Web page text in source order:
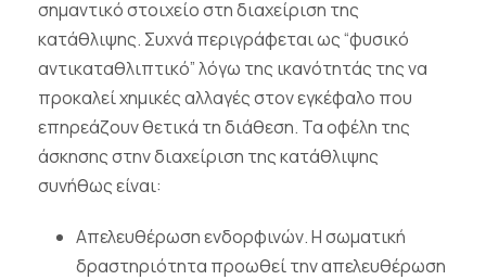
σημαντικό στοιχείο στη διαχείριση της
κατάθλιψης. Συχνά περιγράφεται ως “φυσικό
αντικαταθλιπτικό” λόγω της ικανότητάς της να
προκαλεί χημικές αλλαγές στον εγκέφαλο που
επηρεάζουν θετικά τη διάθεση. Τα οφέλη της
άσκησης στην διαχείριση της κατάθλιψης
συνήθως είναι:
Απελευθέρωση ενδορφινών. Η σωματική
δραστηριότητα προωθεί την απελευθέρωση